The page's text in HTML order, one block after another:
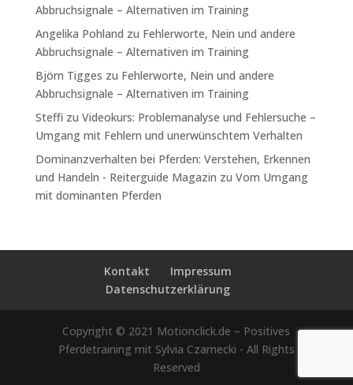
Abbruchsignale – Alternativen im Training
Angelika Pohland zu Fehlerworte, Nein und andere
Abbruchsignale – Alternativen im Training
Björn Tigges zu Fehlerworte, Nein und andere
Abbruchsignale – Alternativen im Training
Steffizu Videokurs: Problemanalyse und Fehlersuche –
Umgang mit Fehlern und unerwünschtem Verhalten
Dominanzverhalten bei Pferden: Verstehen, Erkennen
und Handeln - Reiterguide Magazin zu Vom Umgang
mit dominanten Pferden
Kontakt
Impressum
Datenschutzerklärung
Copyright © 2021 Motionclick.de – Positives
Pferdetraining mit Sylvia Czarnecki - All Rights
Reserved